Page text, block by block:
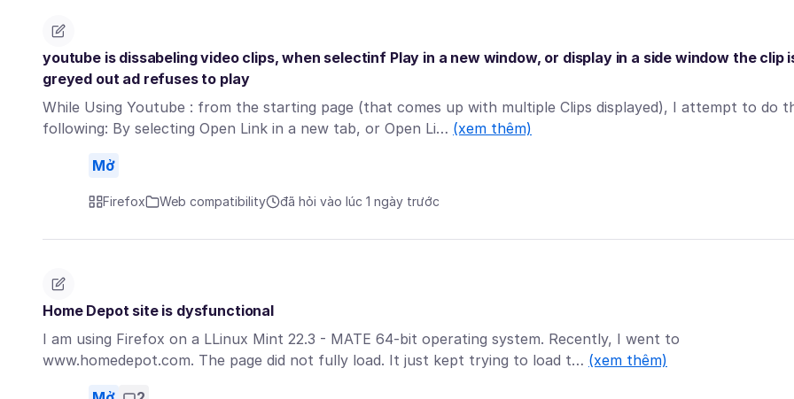
youtube is dissabeling video clips, when selectinf Play in a new window, or display in a side window the clip
greyed out ad refuses to play
While Using Youtube : from the starting page (that comes up with multiple Clips displayed), I attempt to do
following: By selecting Open Link in a new tab, or Open Li… (xem thêm)
Mở
Firefox Web compatibility đã hỏi vào lúc 1 ngày trước
Home Depot site is dysfunctional
I am using Firefox on a LLinux Mint 22.3 - MATE 64-bit operating system. Recently, I went to
www.homedepot.com. The page did not fully load. It just kept trying to load t… (xem thêm)